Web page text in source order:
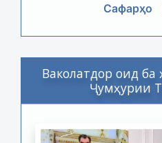
Сафарҳо
Ваколатдор оид ба
Ҷумҳурии